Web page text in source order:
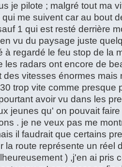
je pilote ; malgré tout ma
me suivent car au bout
1 qui est resté derrière
vu du paysage juste
à regardé le feu stop de la
les radars ont encore de
des vitesses énormes
trop vite comme presque
avoir vu dans les
jeunes qu' on pouvait
. je ne veux pas me
il faudrait que certains
la route représente un réel
) ,j'en ai pris